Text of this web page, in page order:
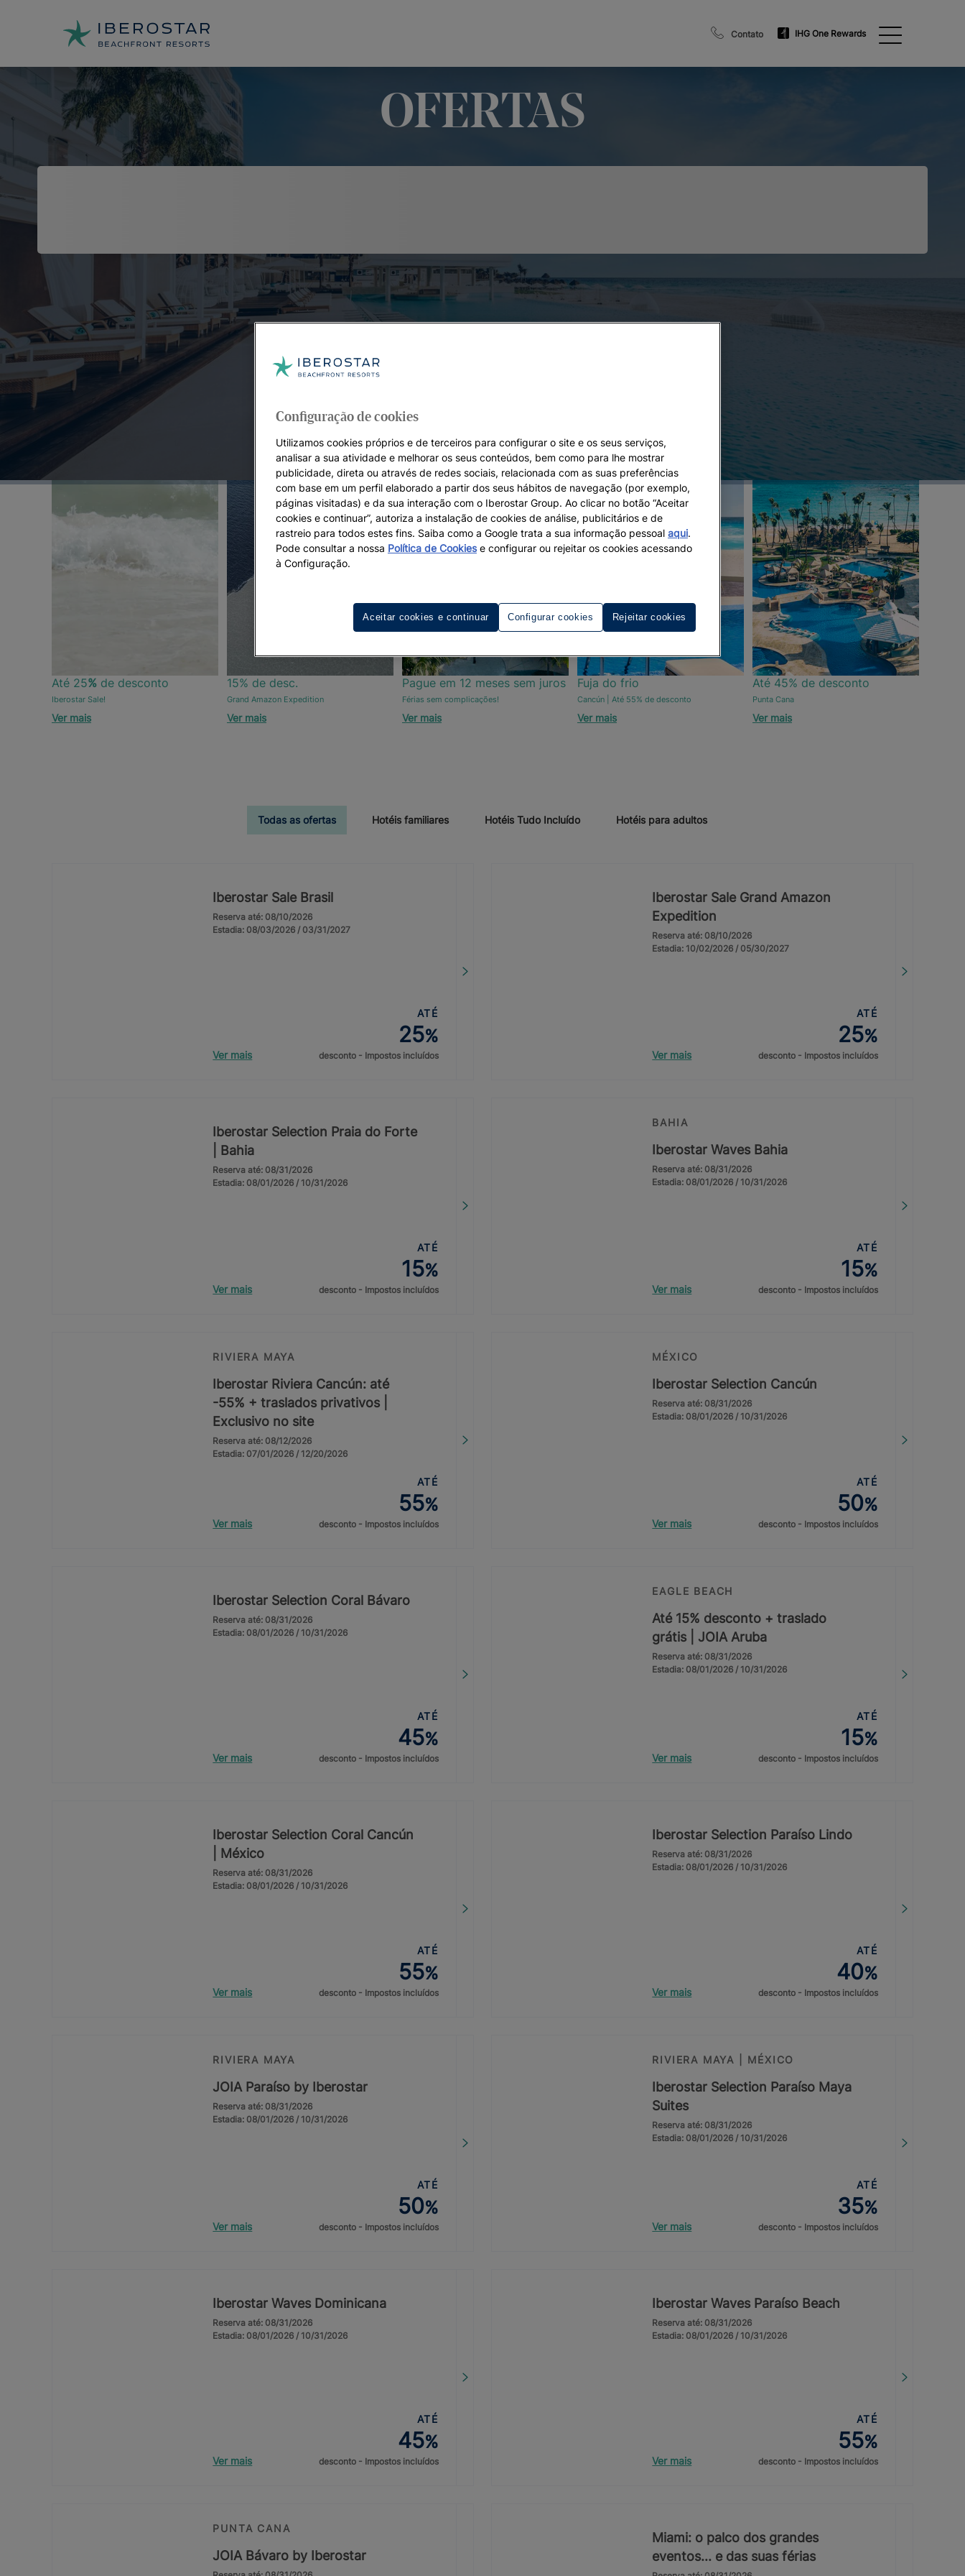
Contato IHG One Rewards
OFERTAS
Ofertas em destaque:
Até 25% de desconto
Iberostar Sale!
Ver mais
15% de desc.
Grand Amazon Expedition
Ver mais
Pague em 12 meses sem juros
Férias sem complicações!
Ver mais
Fuja do frio
Cancún | Até 55% de desconto
Ver mais
Até 45% de desconto
Punta Cana
Ver mais
Todas as ofertas Hotéis familiares Hotéis Tudo Incluído Hotéis para adultos
Iberostar Sale Brasil
Reserva até: 08/10/2026
Estadia: 08/03/2026 / 03/31/2027
Ver mais
ATÉ
25%
desconto - Impostos incluídos
Iberostar Sale Grand Amazon
Expedition
Reserva até: 08/10/2026
Estadia: 10/02/2026 / 05/30/2027
Ver mais
ATÉ
25%
desconto - Impostos incluídos
Iberostar Selection Praia do Forte
| Bahia
Reserva até: 08/31/2026
Estadia: 08/01/2026 / 10/31/2026
Ver mais
ATÉ
15%
desconto - Impostos incluídos
BAHIA
Iberostar Waves Bahia
Reserva até: 08/31/2026
Estadia: 08/01/2026 / 10/31/2026
Ver mais
ATÉ
15%
desconto - Impostos incluídos
RIVIERA MAYA
Iberostar Riviera Cancún: até
-55% + traslados privativos |
Exclusivo no site
Reserva até: 08/12/2026
Estadia: 07/01/2026 / 12/20/2026
Ver mais
ATÉ
55%
desconto - Impostos incluídos
MÉXICO
Iberostar Selection Cancún
Reserva até: 08/31/2026
Estadia: 08/01/2026 / 10/31/2026
Ver mais
ATÉ
50%
desconto - Impostos incluídos
Iberostar Selection Coral Bávaro
Reserva até: 08/31/2026
Estadia: 08/01/2026 / 10/31/2026
Ver mais
ATÉ
45%
desconto - Impostos incluídos
EAGLE BEACH
Até 15% desconto + traslado
grátis | JOIA Aruba
Reserva até: 08/31/2026
Estadia: 08/01/2026 / 10/31/2026
Ver mais
ATÉ
15%
desconto - Impostos incluídos
Iberostar Selection Coral Cancún
| México
Reserva até: 08/31/2026
Estadia: 08/01/2026 / 10/31/2026
Ver mais
ATÉ
55%
desconto - Impostos incluídos
Iberostar Selection Paraíso Lindo
Reserva até: 08/31/2026
Estadia: 08/01/2026 / 10/31/2026
Ver mais
ATÉ
40%
desconto - Impostos incluídos
RIVIERA MAYA
JOIA Paraíso by Iberostar
Reserva até: 08/31/2026
Estadia: 08/01/2026 / 10/31/2026
Ver mais
ATÉ
50%
desconto - Impostos incluídos
RIVIERA MAYA | MÉXICO
Iberostar Selection Paraíso Maya
Suites
Reserva até: 08/31/2026
Estadia: 08/01/2026 / 10/31/2026
Ver mais
ATÉ
35%
desconto - Impostos incluídos
Iberostar Waves Dominicana
Reserva até: 08/31/2026
Estadia: 08/01/2026 / 10/31/2026
Ver mais
ATÉ
45%
desconto - Impostos incluídos
Iberostar Waves Paraíso Beach
Reserva até: 08/31/2026
Estadia: 08/01/2026 / 10/31/2026
Ver mais
ATÉ
55%
desconto - Impostos incluídos
PUNTA CANA
JOIA Bávaro by Iberostar
Miami: o palco dos grandes
eventos... e das suas férias
Configuração de cookies
Utilizamos cookies próprios e de terceiros para configurar o site e os seus serviços,
analisar a sua atividade e melhorar os seus conteúdos, bem como para lhe mostrar
publicidade, direta ou através de redes sociais, relacionada com as suas preferências
com base em um perfil elaborado a partir dos seus hábitos de navegação (por exemplo,
páginas visitadas) e da sua interação com o Iberostar Group. Ao clicar no botão “Aceitar
cookies e continuar”, autoriza a instalação de cookies de análise, publicitários e de
rastreio para todos estes fins. Saiba como a Google trata a sua informação pessoal aqui.
Pode consultar a nossa Política de Cookiese configurar ou rejeitar os cookies acessando
à Configuração.
Configurar cookies Rejeitar cookies
Aceitar cookies e continuar